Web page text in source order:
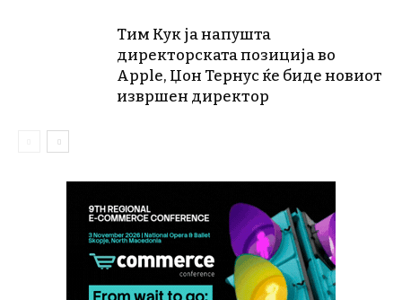
Тим Кук ја напушта
директорската позиција во
Apple, Џон Тернус ќе биде новиот
извршен директор